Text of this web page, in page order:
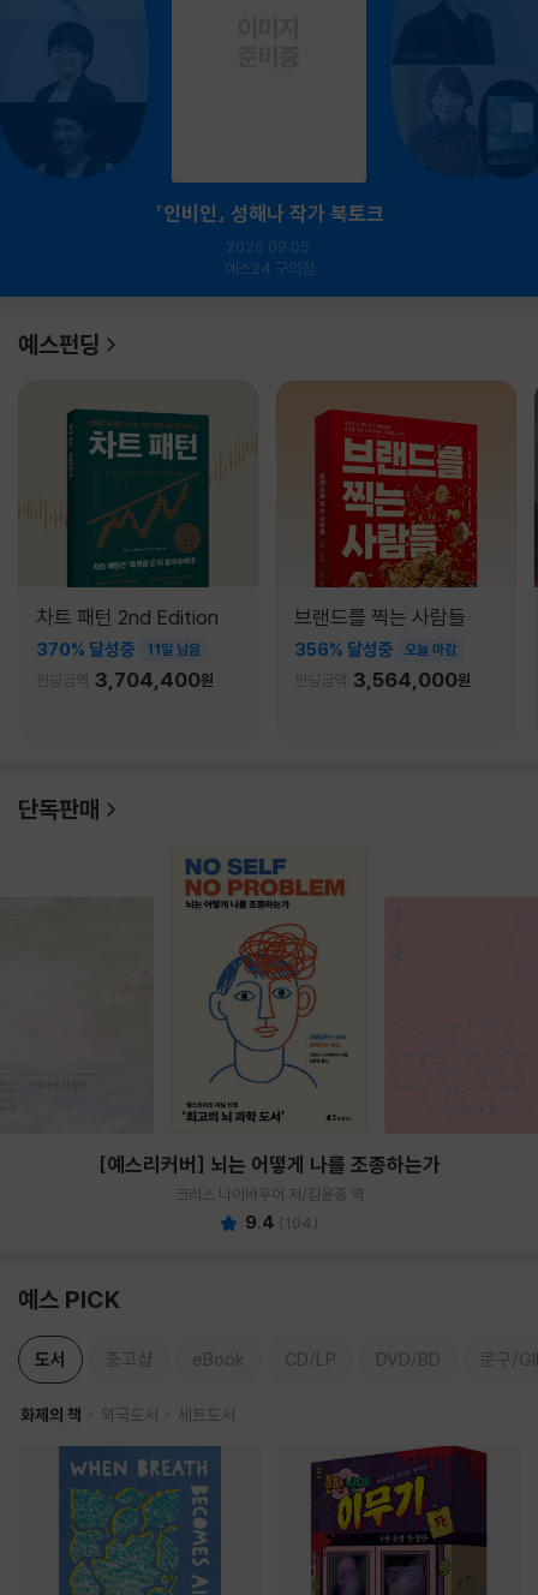
『인비인』 성해나 작가 북토크
2026.09.05.
예스24 구의점
예스펀딩
차트 패턴 2nd Edition
370% 달성중 11일 남음
펀딩금액 3,704,400원
브랜드를 찍는 사람들
356% 달성중 오늘 마감
펀딩금액 3,564,000원
단독판매
[예스리커버] 뇌는 어떻게 나를 조종하는가
크리스 나이바우어 저/김윤종 역
9.4 (104)
예스 PICK
도서 중고샵 eBook CD/LP DVD/BD 문구/
화제의 책 외국도서 세트도서